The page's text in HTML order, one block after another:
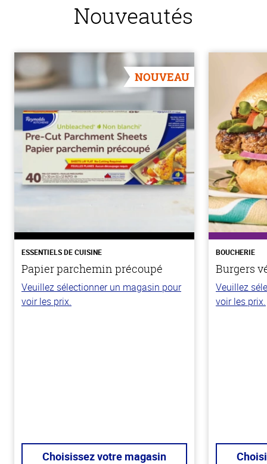
Nouveautés
NOUVEAU
ESSENTIELS DE CUISINE
Papier parchemin précoupé
Veuillez sélectionner un magasin pour
voir les prix.
Choisissez votre magasin
BOUCHERIE
Burgers
Veuillez
voir les prix.